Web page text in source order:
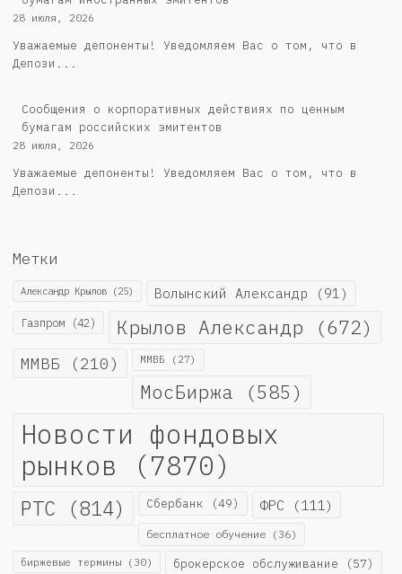
28 июля, 2026
Уважаемые депоненты! Уведомляем Вас о том, что в
Депози...
Cообщения о корпоративных действиях по ценным
бумагам российских эмитентов
28 июля, 2026
Уважаемые депоненты! Уведомляем Вас о том, что в
Депози...
Метки
Александр Крылов (25) Волынский Александр (91)
Газпром (42) Крылов Александр (672)
ММВБ (210) ММВБ (27)
МосБиржа (585)
Новости фондовых
рынков (7870)
РТС (814) Сбербанк (49) ФРС (111)
бесплатное обучение (36)
биржевые термины (30) брокерское обслуживание (57)